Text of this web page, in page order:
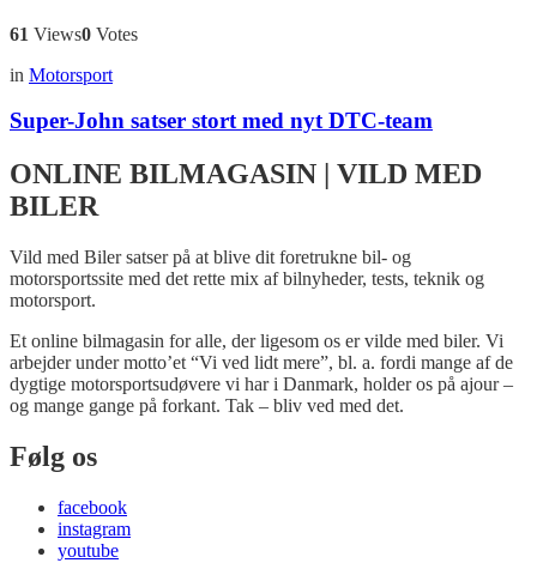
61 Views0 Votes
in Motorsport
Super-John satser stort med nyt DTC-team
ONLINE BILMAGASIN | VILD MED
BILER
Vild med Biler satser på at blive dit foretrukne bil- og
motorsportssite med det rette mix af bilnyheder, tests, teknik og
motorsport.
Et online bilmagasin for alle, der ligesom os er vilde med biler. Vi
arbejder under motto’et “Vi ved lidt mere”, bl. a. fordi mange af de
dygtige motorsportsudøvere vi har i Danmark, holder os på ajour –
og mange gange på forkant. Tak – bliv ved med det.
Følg os
facebook
instagram
youtube